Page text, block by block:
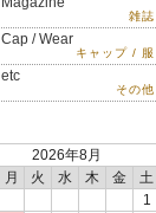
雑誌
Cap / Wear
キャップ / 服
etc
その他
2026年8月
月 火 水 木 金
土
1